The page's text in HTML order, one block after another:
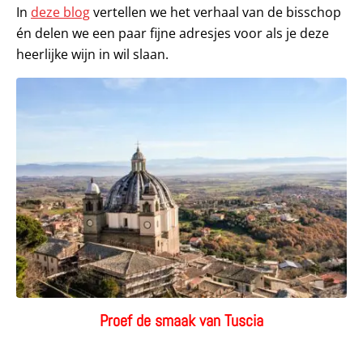
In deze blogvertellen we het verhaal van de bisschop
én delen we een paar fijne adresjes voor als je deze
heerlijke wijn in wil slaan.
Proef de smaak van Tuscia